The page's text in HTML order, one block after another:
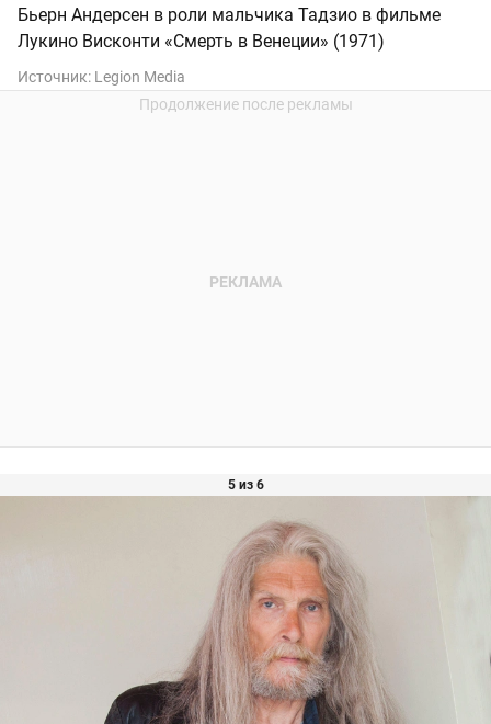
Бьерн Андерсен в роли мальчика Тадзио в фильме
Лукино Висконти «Смерть в Венеции» (1971)
Источник: Legion Media
5 из 6